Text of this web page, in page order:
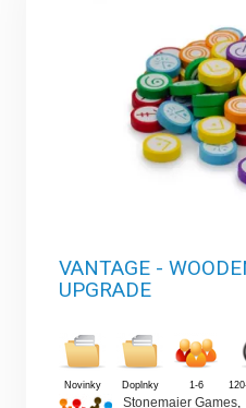
VANTAGE -
UPGRADE
Novinky Doplnky 1-6
Stonemaier Games,